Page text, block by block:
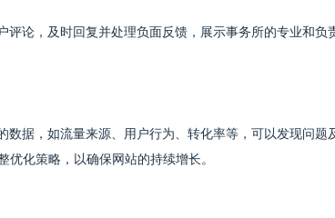
评论，及时回复并处理负面反馈，展示事务所的专业和负
数据，如流量来源、用户行为、转化率等，可以发现问
优化策略，以确保网站的持续增长。